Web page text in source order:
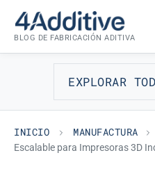
contenido
BLOG DE FABRICACIÓN ADITIVA
EXPLORAR
INICIO MANUFACTURA
Escalable para Impresoras 3D
MANUFACTURA